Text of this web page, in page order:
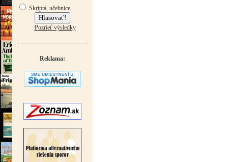
Skriptá, učebnice
Pozrieť výsledky
Reklama: